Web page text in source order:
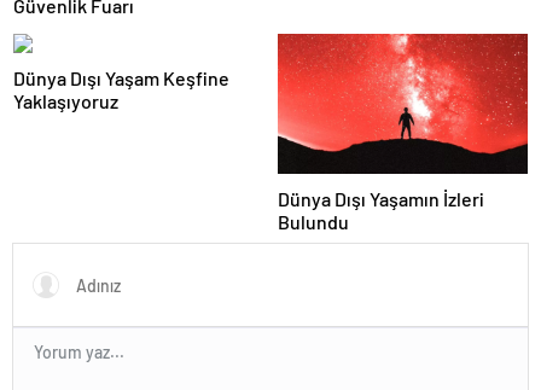
Güvenlik Fuarı
Dünya Dışı Yaşam Keşfine
Yaklaşıyoruz
Dünya Dışı Yaşamın İzleri
Bulundu